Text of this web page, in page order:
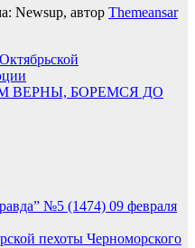
Newsup, автор Themeansar
ВЕРНЫ, БОРЕМСЯ ДО
№5 (1474) 09 февраля
пехоты Черноморского